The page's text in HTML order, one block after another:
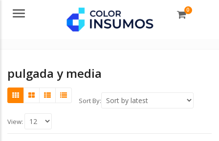
Menu 0
pulgada y media
Sort By:
View: